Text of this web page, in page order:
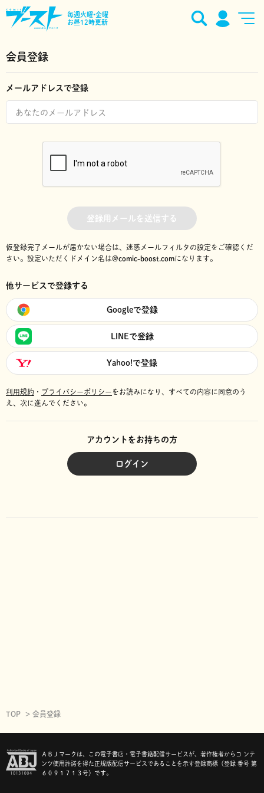
毎週火曜•金曜
お昼12時更新
会員登録
メールアドレスで登録
登録用メールを送信する
仮登録完了メールが届かない場合は、迷惑メールフィルタの設定をご確認くだ
さい。 設定いただくドメイン名は@comic-boost.comになります。
他サービスで登録する
Googleで登録
LINEで登録
Yahoo!で登録
利用規約 ・ プライバシーポリシーをお読みになり、 すべての内容に同意のう
え、次に進んでください。
アカウントをお持ちの方
ログイン
TOP 会員登録
ＡＢＪマークは、この電子書店・電子書籍配信サービスが、著作権者からコ ンテ
ンツ使用許諾を得た正規版配信サービスであることを示す登録商標（登録 番号 第
６０９１７１３号）です。